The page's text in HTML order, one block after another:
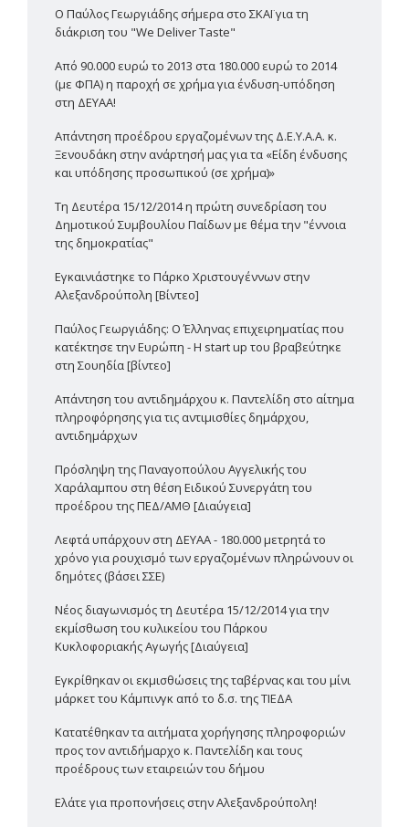
Ο Παύλος Γεωργιάδης σήμερα στο ΣΚΑΪ για τη
διάκριση του "We Deliver Taste"
Από 90.000 ευρώ το 2013 στα 180.000 ευρώ το 2014
(με ΦΠΑ) η παροχή σε χρήμα για ένδυση-υπόδηση
στη ΔΕΥΑΑ!
Απάντηση προέδρου εργαζομένων της Δ.Ε.Υ.Α.Α. κ.
Ξενουδάκη στην ανάρτησή μας για τα «Είδη ένδυσης
και υπόδησης προσωπικού (σε χρήμα)»
Τη Δευτέρα 15/12/2014 η πρώτη συνεδρίαση του
Δημοτικού Συμβουλίου Παίδων με θέμα την "έννοια
της δημοκρατίας"
Εγκαινιάστηκε το Πάρκο Χριστουγέννων στην
Αλεξανδρούπολη [Βίντεο]
Παύλος Γεωργιάδης: Ο Έλληνας επιχειρηματίας που
κατέκτησε την Ευρώπη - Η start up του βραβεύτηκε
στη Σουηδία [βίντεο]
Απάντηση του αντιδημάρχου κ. Παντελίδη στο αίτημα
πληροφόρησης για τις αντιμισθίες δημάρχου,
αντιδημάρχων
Πρόσληψη της Παναγοπούλου Αγγελικής του
Χαράλαμπου στη θέση Ειδικού Συνεργάτη του
προέδρου της ΠΕΔ/ΑΜΘ [Διαύγεια]
Λεφτά υπάρχουν στη ΔΕΥΑΑ - 180.000 μετρητά το
χρόνο για ρουχισμό των εργαζομένων πληρώνουν οι
δημότες (βάσει ΣΣΕ)
Νέος διαγωνισμός τη Δευτέρα 15/12/2014 για την
εκμίσθωση του κυλικείου του Πάρκου
Κυκλοφοριακής Αγωγής [Διαύγεια]
Εγκρίθηκαν οι εκμισθώσεις της ταβέρνας και του μίνι
μάρκετ του Κάμπινγκ από το δ.σ. της ΤΙΕΔΑ
Κατατέθηκαν τα αιτήματα χορήγησης πληροφοριών
προς τον αντιδήμαρχο κ. Παντελίδη και τους
προέδρους των εταιρειών του δήμου
Ελάτε για προπονήσεις στην Αλεξανδρούπολη!